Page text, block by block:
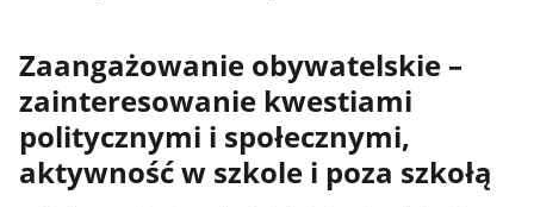
Zaangażowanie obywatelskie –
zainteresowanie kwestiami
politycznymi i społecznymi,
aktywność w szkole i poza szkołą